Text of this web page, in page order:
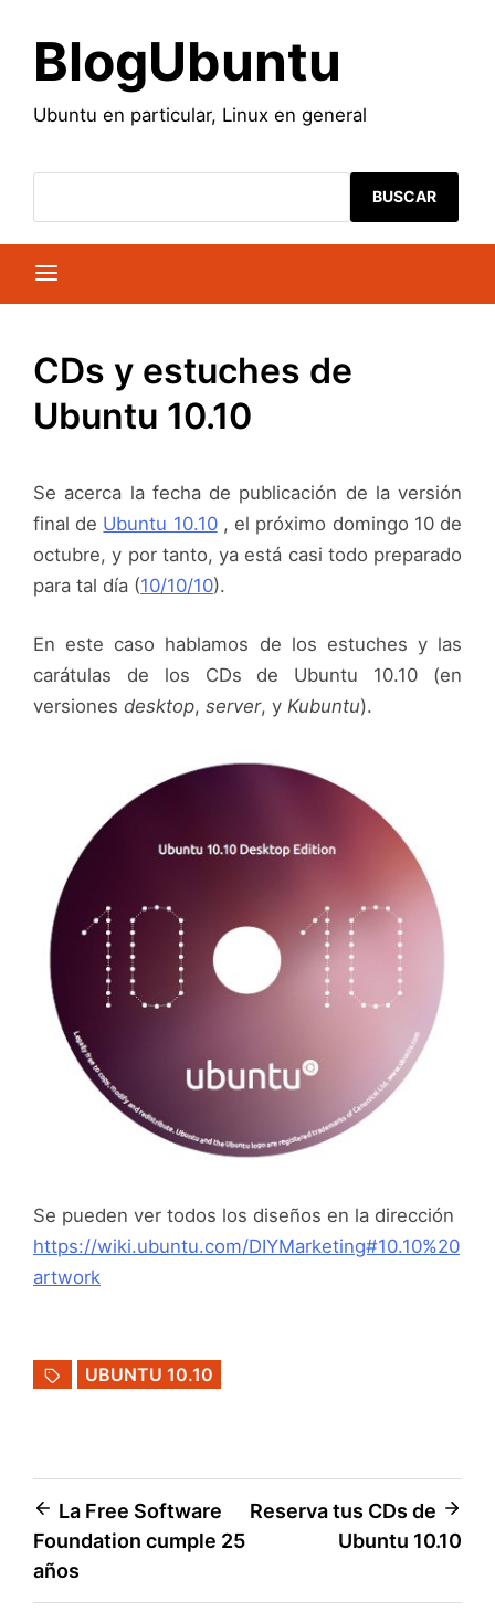
contenido
BlogUbuntu
Ubuntu en particular, Linux en general
BUSCAR
CDs y estuches de
Ubuntu 10.10
Se acerca la fecha de publicación de la versión
final de Ubuntu 10.10, el próximo domingo 10 de
octubre, y por tanto, ya está casi todo preparado
para tal día (10/10/10).
En este caso hablamos de los estuches y las
carátulas de los CDs de Ubuntu 10.10 (en
versiones desktop, server, y Kubuntu).
Se pueden ver todos los diseños en la dirección
https://wiki.ubuntu.com/DIYMarketing#10.10%20
artwork
UBUNTU 10.10
Navegación
de
entradas
La Free Software
Foundation cumple 25
años
Reserva tus CDs de
Ubuntu 10.10